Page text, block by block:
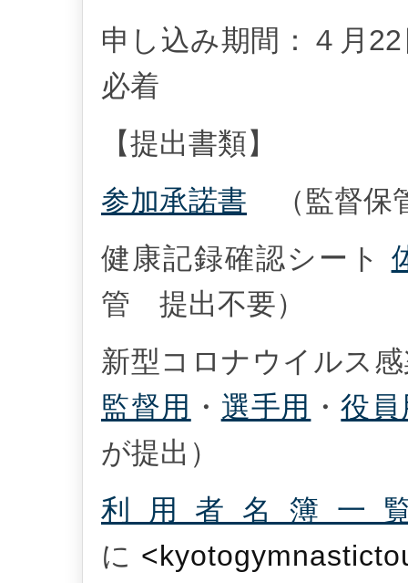
申し込み期間：４月
必着
【提出書類】
参加承諾書 （監督保
健康記録確認シート
管 提出不要）
新型コロナウイルス
監督用 ・ 選手用 ・役員
が提出）
利用者名簿一
に <